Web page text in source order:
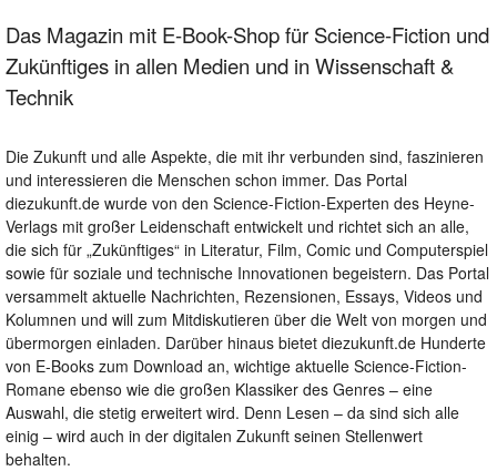
Das Magazin mit E-Book-Shop für Science-Fiction und
Zukünftiges in allen Medien und in Wissenschaft &
Technik
Die Zukunft und alle Aspekte, die mit ihr verbunden sind, faszinieren
und interessieren die Menschen schon immer. Das Portal
diezukunft.de wurde von den Science-Fiction-Experten des Heyne-
Verlags mit großer Leidenschaft entwickelt und richtet sich an alle,
die sich für „Zukünftiges“ in Literatur, Film, Comic und Computerspiel
sowie für soziale und technische Innovationen begeistern. Das Portal
versammelt aktuelle Nachrichten, Rezensionen, Essays, Videos und
Kolumnen und will zum Mitdiskutieren über die Welt von morgen und
übermorgen einladen. Darüber hinaus bietet diezukunft.de Hunderte
von E-Books zum Download an, wichtige aktuelle Science-Fiction-
Romane ebenso wie die großen Klassiker des Genres – eine
Auswahl, die stetig erweitert wird. Denn Lesen – da sind sich alle
einig – wird auch in der digitalen Zukunft seinen Stellenwert
behalten.